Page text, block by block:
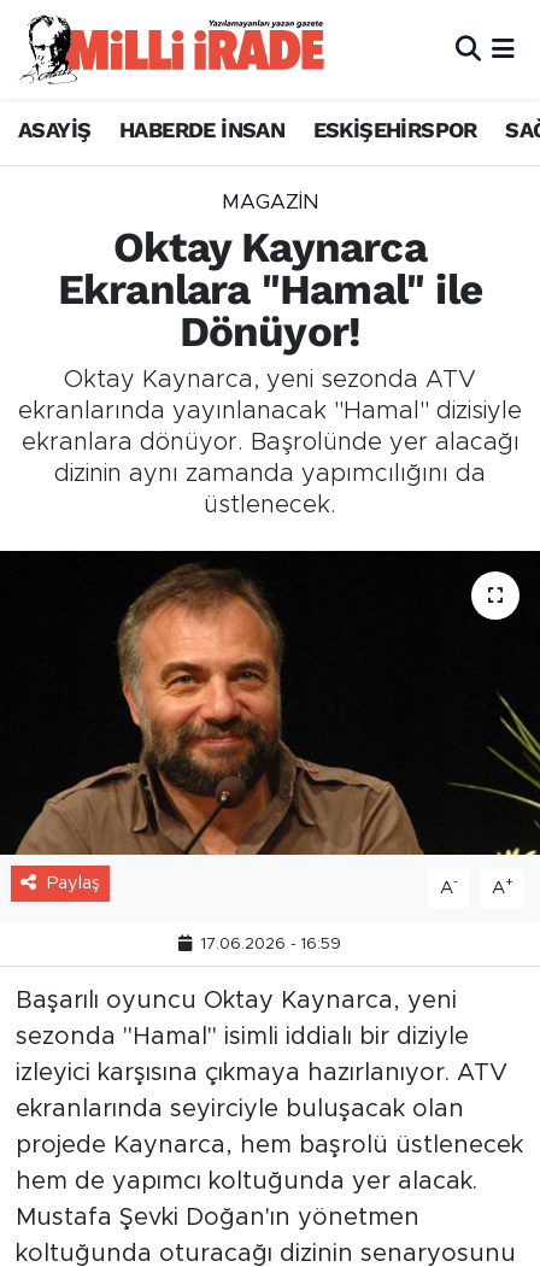
ASAYİŞ HABERDE İNSAN ESKİŞEHİRSPOR
MAGAZİN
Oktay Kaynarca
Ekranlara "Hamal" ile
Dönüyor!
Oktay Kaynarca, yeni sezonda ATV
ekranlarında yayınlanacak "Hamal" dizisiyle
ekranlara dönüyor. Başrolünde yer alacağı
dizinin aynı zamanda yapımcılığını da
üstlenecek.
Paylaş A- A+
17.06.2026 - 16:59
Başarılı oyuncu Oktay Kaynarca, yeni
sezonda "Hamal" isimli iddialı bir diziyle
izleyici karşısına çıkmaya hazırlanıyor. ATV
ekranlarında seyirciyle buluşacak olan
projede Kaynarca, hem başrolü üstlenecek
hem de yapımcı koltuğunda yer alacak.
Mustafa Şevki Doğan'ın yönetmen
koltuğunda oturacağı dizinin senaryosunu